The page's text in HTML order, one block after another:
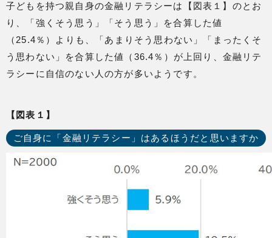
子どもを持つ親自身の金融リテラシーは【図表１】のとお
り、「強くそう思う」「そう思う」を合算した値
（25.4％）よりも、「あまりそう思わない」「まったくそ
う思わない」を合算した値（36.4％）が上回り、金融リテ
ラシーに自信のない人の方が多いようです。
【図表１】
ご自身に「金融リテラシー」はあるほうだと思いますか